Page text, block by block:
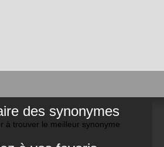
des synonymes
à trouver le meilleur synonyme